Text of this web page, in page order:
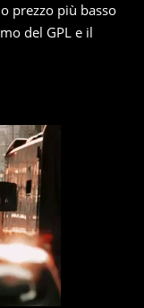
prezzo più basso
del GPL e il